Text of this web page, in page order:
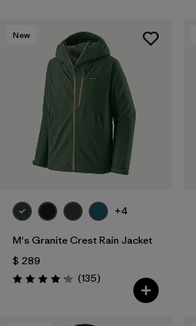
New
+4
M's Granite Crest Rain Jacket
$ 289
Valoración: 4.2 / 5
(135Comentarios
)